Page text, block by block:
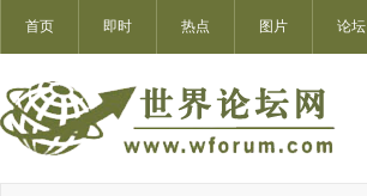
首页 即时 热点 图片 论坛